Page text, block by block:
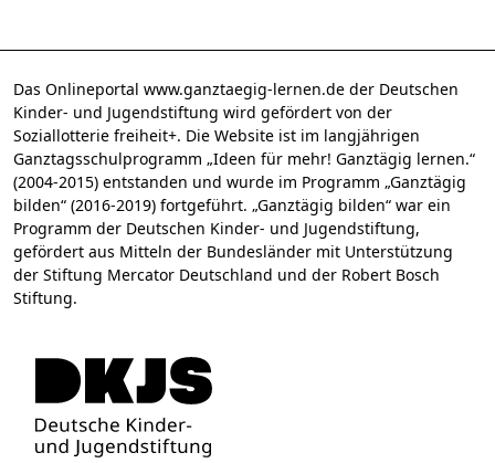
Das Onlineportal www.ganztaegig-lernen.de der Deutschen
Kinder- und Jugendstiftung wird gefördert von der
Soziallotterie freiheit+. Die Website ist im langjährigen
Ganztagsschulprogramm „Ideen für mehr! Ganztägig lernen.“
(2004-2015) entstanden und wurde im Programm „Ganztägig
bilden“ (2016-2019) fortgeführt. „Ganztägig bilden“ war ein
Programm der Deutschen Kinder- und Jugendstiftung,
gefördert aus Mitteln der Bundesländer mit Unterstützung
der Stiftung Mercator Deutschland und der Robert Bosch
Stiftung.